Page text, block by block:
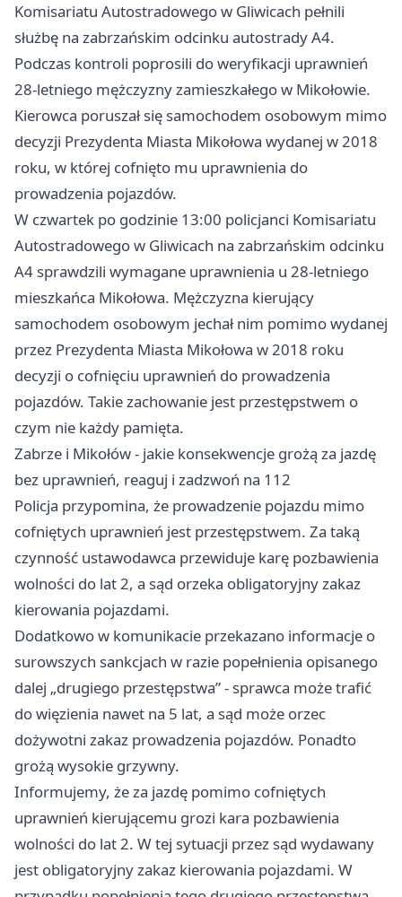
Komisariatu Autostradowego w Gliwicach pełnili
służbę na zabrzańskim odcinku autostrady A4.
Podczas kontroli poprosili do weryfikacji uprawnień
28-letniego mężczyzny zamieszkałego w Mikołowie.
Kierowca poruszał się samochodem osobowym mimo
decyzji Prezydenta Miasta Mikołowa wydanej w 2018
roku, w której cofnięto mu uprawnienia do
prowadzenia pojazdów.
W czwartek po godzinie 13:00 policjanci Komisariatu
Autostradowego w Gliwicach na zabrzańskim odcinku
A4 sprawdzili wymagane uprawnienia u 28-letniego
mieszkańca Mikołowa. Mężczyzna kierujący
samochodem osobowym jechał nim pomimo wydanej
przez Prezydenta Miasta Mikołowa w 2018 roku
decyzji o cofnięciu uprawnień do prowadzenia
pojazdów. Takie zachowanie jest przestępstwem o
czym nie każdy pamięta.
Zabrze i Mikołów - jakie konsekwencje grożą za jazdę
bez uprawnień, reaguj i zadzwoń na 112
Policja przypomina, że prowadzenie pojazdu mimo
cofniętych uprawnień jest przestępstwem. Za taką
czynność ustawodawca przewiduje karę pozbawienia
wolności do lat 2, a sąd orzeka obligatoryjny zakaz
kierowania pojazdami.
Dodatkowo w komunikacie przekazano informacje o
surowszych sankcjach w razie popełnienia opisanego
dalej „drugiego przestępstwa” - sprawca może trafić
do więzienia nawet na 5 lat, a sąd może orzec
dożywotni zakaz prowadzenia pojazdów. Ponadto
grożą wysokie grzywny.
Informujemy, że za jazdę pomimo cofniętych
uprawnień kierującemu grozi kara pozbawienia
wolności do lat 2. W tej sytuacji przez sąd wydawany
jest obligatoryjny zakaz kierowania pojazdami. W